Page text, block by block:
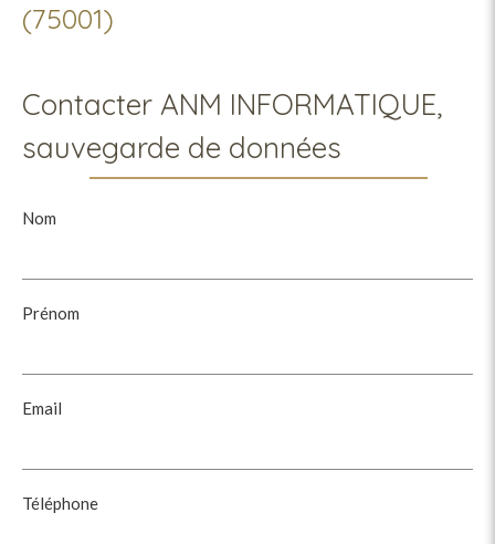
(75001)
Contacter ANM INFORMATIQUE,
sauvegarde de données
Nom
Prénom
Email
Téléphone